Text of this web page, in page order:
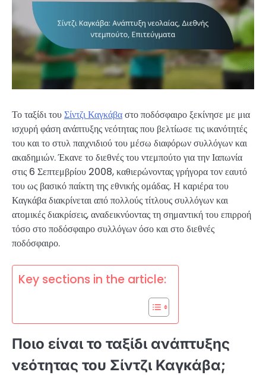
Το ταξίδι τουΣίντζι Καγκάβαστο ποδόσφαιρο ξεκίνησε με μια
ισχυρή φάση ανάπτυξης νεότητας που βελτίωσε τις ικανότητές
του και το στυλ παιχνιδιού του μέσω διαφόρων συλλόγων και
ακαδημιών. Έκανε το διεθνές του ντεμπούτο για την Ιαπωνία
στις 6 Σεπτεμβρίου 2008, καθιερώνοντας γρήγορα τον εαυτό
του ως βασικό παίκτη της εθνικής ομάδας. Η καριέρα του
Καγκάβα διακρίνεται από πολλούς τίτλους συλλόγων και
ατομικές διακρίσεις, αναδεικνύοντας τη σημαντική του επιρροή
τόσο στο ποδόσφαιρο συλλόγων όσο και στο διεθνές
ποδόσφαιρο.
Key sections in the article:
Ποιο είναι το ταξίδι ανάπτυξης
νεότητας του Σίντζι Καγκάβα;